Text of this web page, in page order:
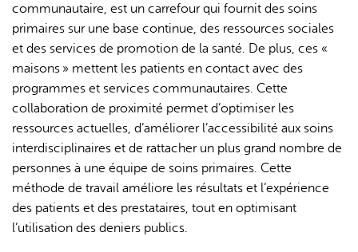
communautaire, est un carrefour qui fournit des soins
primaires sur une base continue, des ressources sociales
et des services de promotion de la santé. De plus, ces «
maisons » mettent les patients en contact avec des
programmes et services communautaires. Cette
collaboration de proximité permet d’optimiser les
ressources actuelles, d’améliorer l’accessibilité aux soins
interdisciplinaires et de rattacher un plus grand nombre de
personnes à une équipe de soins primaires. Cette
méthode de travail améliore les résultats et l’expérience
des patients et des prestataires, tout en optimisant
l’utilisation des deniers publics.